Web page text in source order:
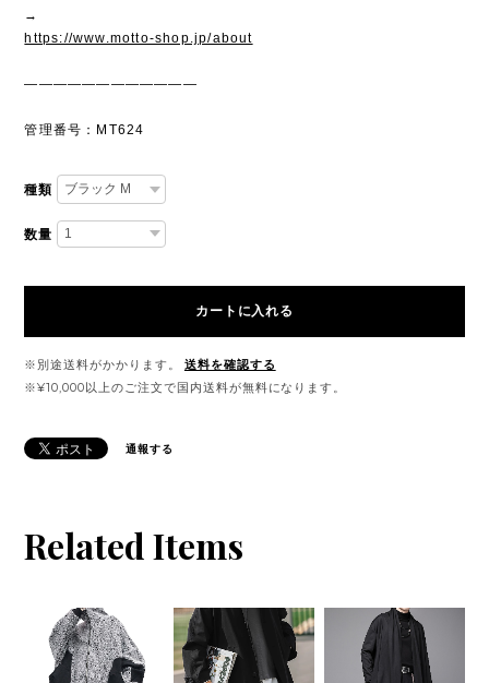
→
https://www.motto-shop.jp/about
————————————
管理番号：MT624
種類
数量
カートに入れる
※別途送料がかかります。
送料を確認する
※¥10,000以上のご注文で国内送料が無料になります。
通報する
Related Items